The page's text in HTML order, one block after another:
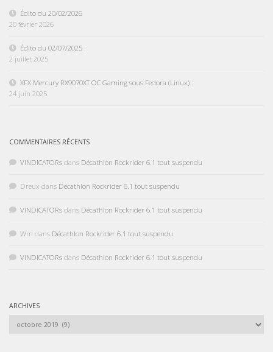
Édito du 20/02/2026
20 février 2026
Édito du 02/07/2025 :
2 juillet 2025
XFX Mercury RX9070XT OC Gaming sous Fedora (Linux) :
24 juin 2025
COMMENTAIRES RÉCENTS
VINDICATORs dans Décathlon Rockrider 6.1 tout suspendu
Dreux dans Décathlon Rockrider 6.1 tout suspendu
VINDICATORs dans Décathlon Rockrider 6.1 tout suspendu
Wm dans Décathlon Rockrider 6.1 tout suspendu
VINDICATORs dans Décathlon Rockrider 6.1 tout suspendu
ARCHIVES